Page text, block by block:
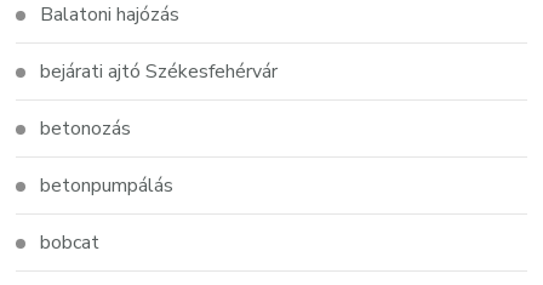
Balatoni hajózás
bejárati ajtó Székesfehérvár
betonozás
betonpumpálás
bobcat